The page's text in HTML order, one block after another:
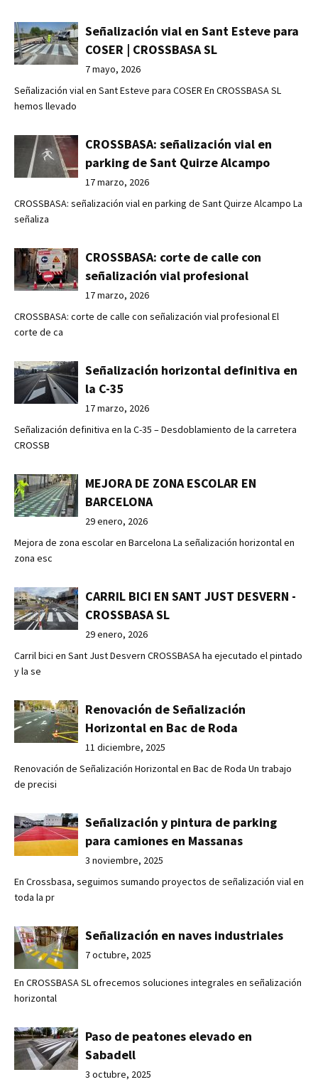
Señalización vial en Sant Esteve para
COSER | CROSSBASA SL
7 mayo, 2026
Señalización vial en Sant Esteve para COSER En CROSSBASA SL
hemos llevado
CROSSBASA: señalización vial en
parking de Sant Quirze Alcampo
17 marzo, 2026
CROSSBASA: señalización vial en parking de Sant Quirze Alcampo La
señaliza
CROSSBASA: corte de calle con
señalización vial profesional
17 marzo, 2026
CROSSBASA: corte de calle con señalización vial profesional El
corte de ca
Señalización horizontal definitiva en
la C-35
17 marzo, 2026
Señalización definitiva en la C-35 – Desdoblamiento de la carretera
CROSSB
MEJORA DE ZONA ESCOLAR EN
BARCELONA
29 enero, 2026
Mejora de zona escolar en Barcelona La señalización horizontal en
zona esc
CARRIL BICI EN SANT JUST DESVERN -
CROSSBASA SL
29 enero, 2026
Carril bici en Sant Just Desvern CROSSBASA ha ejecutado el pintado
y la se
Renovación de Señalización
Horizontal en Bac de Roda
11 diciembre, 2025
Renovación de Señalización Horizontal en Bac de Roda Un trabajo
de precisi
Señalización y pintura de parking
para camiones en Massanas
3 noviembre, 2025
En Crossbasa, seguimos sumando proyectos de señalización vial en
toda la pr
Señalización en naves industriales
7 octubre, 2025
En CROSSBASA SL ofrecemos soluciones integrales en señalización
horizontal
Paso de peatones elevado en
Sabadell
3 octubre, 2025